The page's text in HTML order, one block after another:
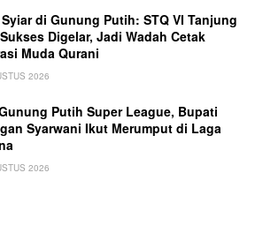
Syiar di Gunung Putih: STQ VI Tanjung
Digelar, Jadi Wadah Cetak
Muda Qurani
2026
Putih Super League, Bupati
Syarwani Ikut Merumput di Laga
2026